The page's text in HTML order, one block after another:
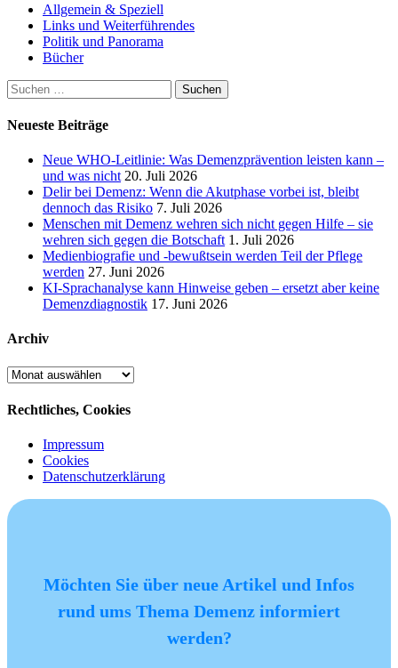
Allgemein & Speziell
Links und Weiterführendes
Politik und Panorama
Bücher
Suchen
nach:
Neueste Beiträge
Neue WHO-Leitlinie: Was Demenzprävention leisten kann –
und was nicht 20. Juli 2026
Delir bei Demenz: Wenn die Akutphase vorbei ist, bleibt
dennoch das Risiko 7. Juli 2026
Menschen mit Demenz wehren sich nicht gegen Hilfe – sie
wehren sich gegen die Botschaft 1. Juli 2026
Medienbiografie und -bewußtsein werden Teil der Pflege
werden 27. Juni 2026
KI-Sprachanalyse kann Hinweise geben – ersetzt aber keine
Demenzdiagnostik 17. Juni 2026
Archiv
Archiv
Rechtliches, Cookies
Impressum
Cookies
Datenschutzerklärung
Möchten Sie über neue Artikel und Infos
rund ums Thema Demenz informiert
werden?